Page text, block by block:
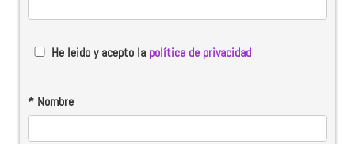
He leido y acepto la política de privacidad
* Nombre